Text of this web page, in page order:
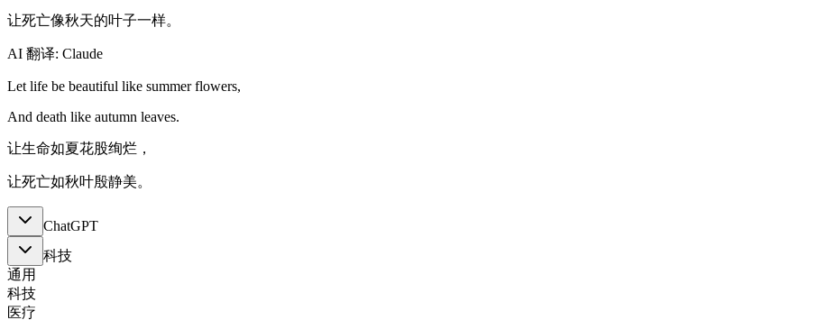
让死亡像秋天的叶子一样。
AI 翻译: Claude
Let life be beautiful like summer flowers,
And death like autumn leaves.
让生命如夏花股绚烂，
让死亡如秋叶殷静美。
ChatGPT
科技
通用
科技
医疗